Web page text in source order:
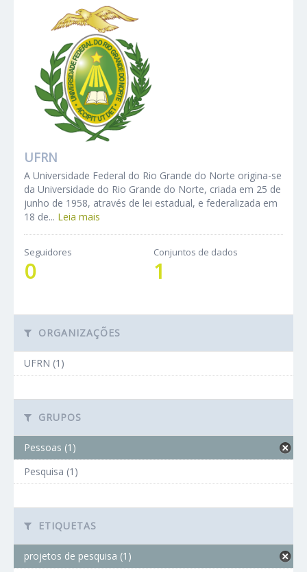
UFRN
A Universidade Federal do Rio Grande do Norte origina-se
da Universidade do Rio Grande do Norte, criada em 25 de
junho de 1958, através de lei estadual, e federalizada em
18 de... Leia mais
Seguidores
0
Conjuntos de dados
1
ORGANIZAÇÕES
UFRN (1)
GRUPOS
Pessoas (1)
Pesquisa (1)
ETIQUETAS
projetos de pesquisa (1)